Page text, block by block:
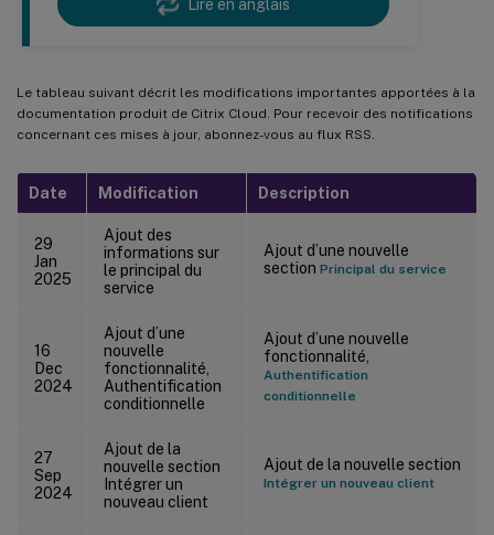
Lire en anglais
Le tableau suivant décrit les modifications importantes apportées à la
documentation produit de Citrix Cloud. Pour recevoir des notifications
concernant ces mises à jour, abonnez-vous au flux RSS.
Date Modification Description
29
Jan
2025
Ajout des
informations sur
le principal du
service
Ajout d’une nouvelle
section Principal du service
16
Dec
2024
Ajout d’une
nouvelle
fonctionnalité,
Authentification
conditionnelle
Ajout d’une nouvelle
fonctionnalité,
Authentification
conditionnelle
27
Sep
2024
Ajout de la
nouvelle section
Intégrer un
nouveau client
Ajout de la nouvelle section
Intégrer un nouveau client